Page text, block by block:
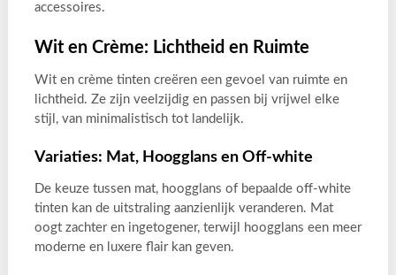
accessoires.
Wit en Crème: Lichtheid en Ruimte
Wit en crème tinten creëren een gevoel van ruimte en
lichtheid. Ze zijn veelzijdig en passen bij vrijwel elke
stijl, van minimalistisch tot landelijk.
Variaties: Mat, Hoogglans en Off-white
De keuze tussen mat, hoogglans of bepaalde off-white
tinten kan de uitstraling aanzienlijk veranderen. Mat
oogt zachter en ingetogener, terwijl hoogglans een meer
moderne en luxere flair kan geven.